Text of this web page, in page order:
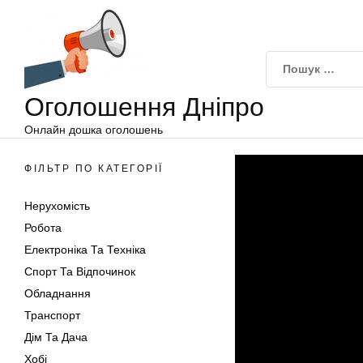
Оголошення Дніпро
Онлайн дошка оголошень
ФІЛЬТР ПО КАТЕГОРІЇ
Нерухомість
Робота
Електроніка Та Техніка
Спорт Та Відпочинок
Обладнання
Транспорт
Дім Та Дача
Хобі